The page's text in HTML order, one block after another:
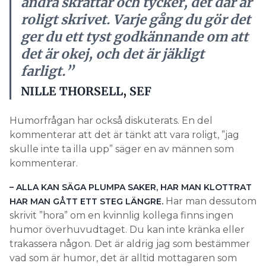
roligt skrivet. Varje gång du gör det
ger du ett tyst godkännande om att
det är okej, och det är jäkligt
farligt.”
NILLE THORSELL, SEF
Humorfrågan har också diskuterats. En del
kommenterar att det är tänkt att vara roligt, ”jag
skulle inte ta illa upp” säger en av männen som
kommenterar.
– ALLA KAN SÄGA PLUMPA SAKER, HAR MAN KLOTTRAT
HAR MAN GÅTT ETT STEG LÄNGRE. Har man dessutom
skrivit ”hora” om en kvinnlig kollega finns ingen
humor överhuvudtaget. Du kan inte kränka eller
trakassera någon. Det är aldrig jag som bestämmer
vad som är humor, det är alltid mottagaren som